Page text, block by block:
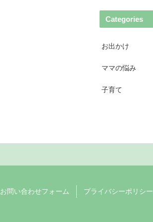
Categories
お出かけ
ママの悩み
子育て
お問い合わせフォーム プライバシーポリシー